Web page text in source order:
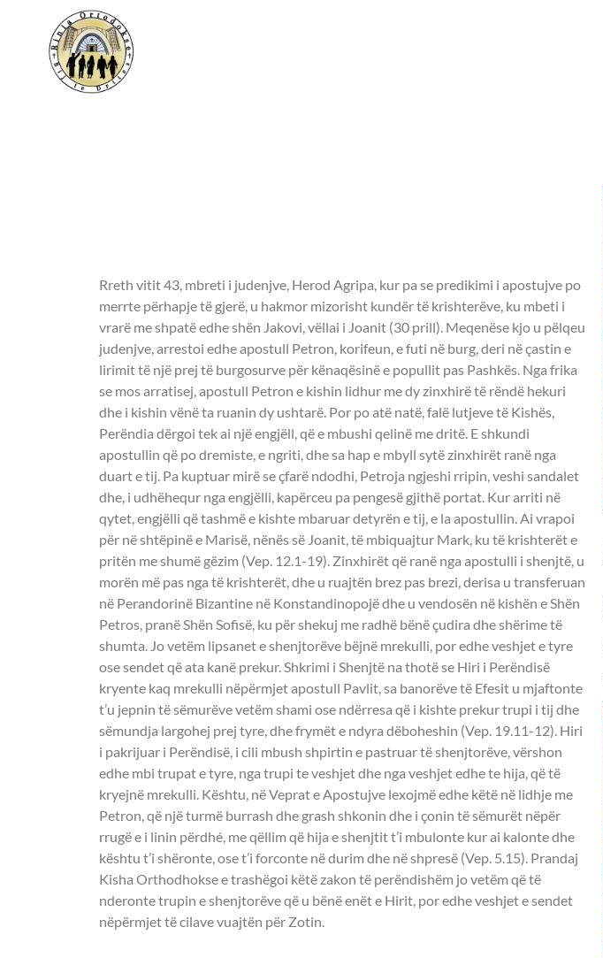
Rreth vitit 43, mbreti i judenjve, Herod Agripa, kur pa se predikimi i apostujve po
merrte përhapje të gjerë, u hakmor mizorisht kundër të krishterëve, ku mbeti i
vrarë me shpatë edhe shën Jakovi, vëllai i Joanit (30 prill). Meqenëse kjo u pëlqeu
judenjve, arrestoi edhe apostull Petron, korifeun, e futi në burg, deri në çastin e
lirimit të një prej të burgosurve për kënaqësinë e popullit pas Pashkës. Nga frika
se mos arratisej, apostull Petron e kishin lidhur me dy zinxhirë të rëndë hekuri
dhe i kishin vënë ta ruanin dy ushtarë. Por po atë natë, falë lutjeve të Kishës,
Perëndia dërgoi tek ai një engjëll, që e mbushi qelinë me dritë. E shkundi
apostullin që po dremiste, e ngriti, dhe sa hap e mbyll sytë zinxhirët ranë nga
duart e tij. Pa kuptuar mirë se çfarë ndodhi, Petroja ngjeshi rripin, veshi sandalet
dhe, i udhëhequr nga engjëlli, kapërceu pa pengesë gjithë portat. Kur arriti në
qytet, engjëlli që tashmë e kishte mbaruar detyrën e tij, e la apostullin. Ai vrapoi
për në shtëpinë e Marisë, nënës së Joanit, të mbiquajtur Mark, ku të krishterët e
pritën me shumë gëzim (Vep. 12.1-19). Zinxhirët që ranë nga apostulli i shenjtë, u
morën më pas nga të krishterët, dhe u ruajtën brez pas brezi, derisa u transferuan
në Perandorinë Bizantine në Konstandinopojë dhe u vendosën në kishën e Shën
Petros, pranë Shën Sofisë, ku për shekuj me radhë bënë çudira dhe shërime të
shumta. Jo vetëm lipsanet e shenjtorëve bëjnë mrekulli, por edhe veshjet e tyre
ose sendet që ata kanë prekur. Shkrimi i Shenjtë na thotë se Hiri i Perëndisë
kryente kaq mrekulli nëpërmjet apostull Pavlit, sa banorëve të Efesit u mjaftonte
t’u jepnin të sëmurëve vetëm shami ose ndërresa që i kishte prekur trupi i tij dhe
sëmundja largohej prej tyre, dhe frymët e ndyra dëboheshin (Vep. 19.11-12). Hiri
i pakrijuar i Perëndisë, i cili mbush shpirtin e pastruar të shenjtorëve, vërshon
edhe mbi trupat e tyre, nga trupi te veshjet dhe nga veshjet edhe te hija, që të
kryejnë mrekulli. Kështu, në Veprat e Apostujve lexojmë edhe këtë në lidhje me
Petron, që një turmë burrash dhe grash shkonin dhe i çonin të sëmurët nëpër
rrugë e i linin përdhé, me qëllim që hija e shenjtit t’i mbulonte kur ai kalonte dhe
kështu t’i shëronte, ose t’i forconte në durim dhe në shpresë (Vep. 5.15). Prandaj
Kisha Orthodhokse e trashëgoi këtë zakon të perëndishëm jo vetëm që të
nderonte trupin e shenjtorëve që u bënë enët e Hirit, por edhe veshjet e sendet
nëpërmjet të cilave vuajtën për Zotin.